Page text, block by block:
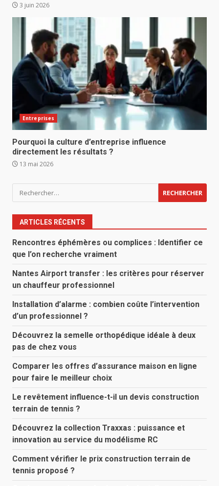
3 juin 2026
Entreprises
Pourquoi la culture d’entreprise influence
directement les résultats ?
13 mai 2026
Rechercher :
ARTICLES RÉCENTS
Rencontres éphémères ou complices : Identifier ce
que l’on recherche vraiment
Nantes Airport transfer : les critères pour réserver
un chauffeur professionnel
Installation d’alarme : combien coûte l’intervention
d’un professionnel ?
Découvrez la semelle orthopédique idéale à deux
pas de chez vous
Comparer les offres d’assurance maison en ligne
pour faire le meilleur choix
Le revêtement influence-t-il un devis construction
terrain de tennis ?
Découvrez la collection Traxxas : puissance et
innovation au service du modélisme RC
Comment vérifier le prix construction terrain de
tennis proposé ?